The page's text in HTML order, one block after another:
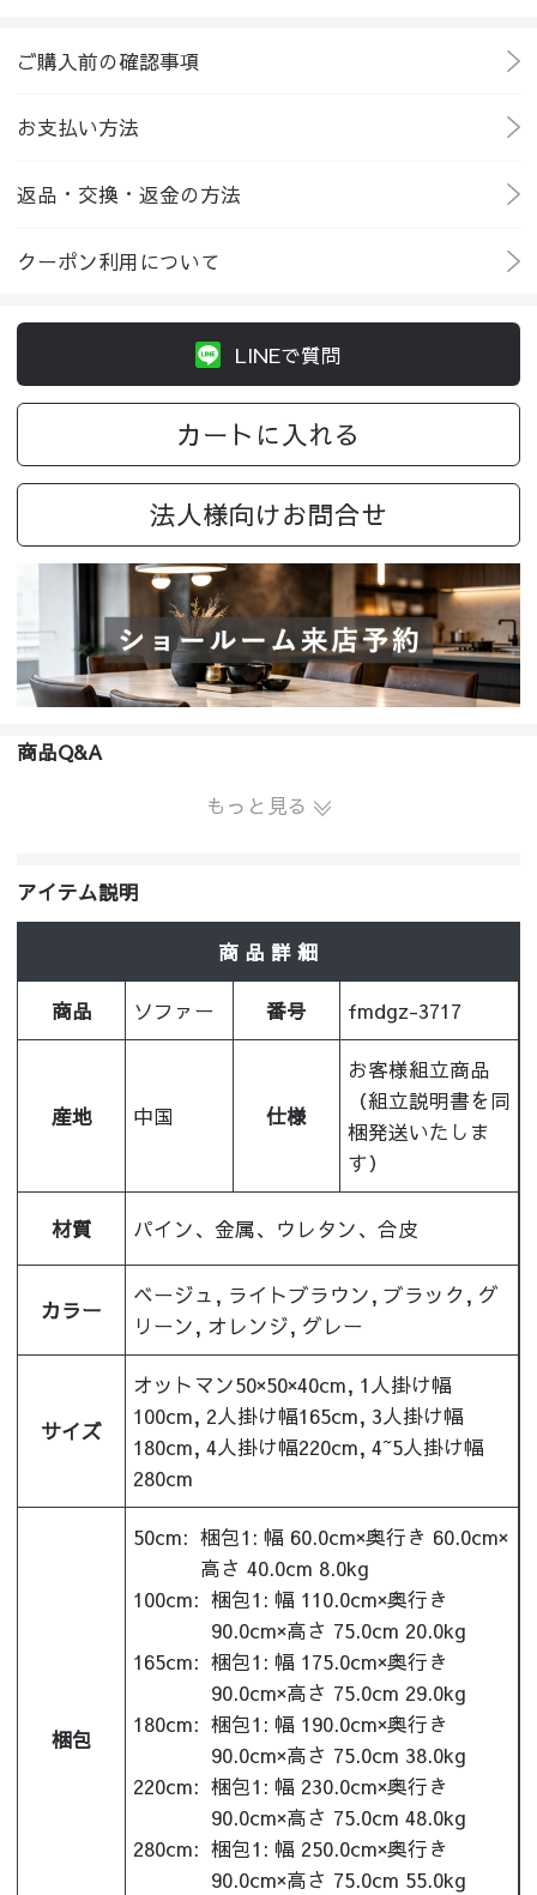
ご購入前の確認事項
お支払い方法
返品・交換・返金の方法
クーポン利用について
LINEで質問
カートに入れる
法人様向けお問合せ
商品Q&A
もっと見る
アイテム説明
商 品 詳 細
商品 ソファー 番号 fmdgz-3717
産地 中国 仕様
お客様組立商品
（組立説明書を同
梱発送いたしま
す）
材質 パイン、金属、ウレタン、合皮
カラー
ベージュ, ライトブラウン, ブラック, グ
リーン, オレンジ, グレー
サイズ
オットマン50×50×40cm, 1人掛け幅
100cm, 2人掛け幅165cm, 3人掛け幅
180cm, 4人掛け幅220cm, 4~5人掛け幅
280cm
梱包
50cm: 梱包1: 幅 60.0cm×奥行き 60.0cm×
高さ 40.0cm 8.0kg
100cm: 梱包1: 幅 110.0cm×奥行き
90.0cm×高さ 75.0cm 20.0kg
165cm: 梱包1: 幅 175.0cm×奥行き
90.0cm×高さ 75.0cm 29.0kg
180cm: 梱包1: 幅 190.0cm×奥行き
90.0cm×高さ 75.0cm 38.0kg
220cm: 梱包1: 幅 230.0cm×奥行き
90.0cm×高さ 75.0cm 48.0kg
280cm: 梱包1: 幅 250.0cm×奥行き
90.0cm×高さ 75.0cm 55.0kg